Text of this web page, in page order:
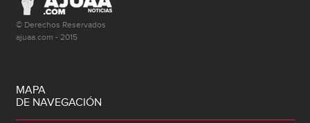
© Derechos Reservados
ajuaa.com - 2015
MAPA
DE NAVEGACIÓN